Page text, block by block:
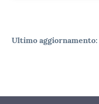
Ultimo aggiornamento: